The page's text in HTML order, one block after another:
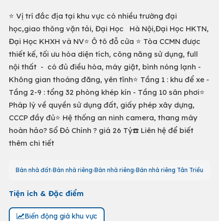
⭐️ Vị trí đắc địa tại khu vực có nhiều trường đại
học,giao thông vặn tải, Đại Học Hà Nội,Đại Học HKTN,
Đại Học KHXH và NV⭐️ Ô tô đỗ cửa ⭐️ Tòa CCMN được
thiết kế, tối ưu hóa diện tích, công năng sử dụng, full
nội thất - có đủ điều hòa, máy giặt, bình nóng lạnh -
Không gian thoáng đãng, yên tĩnh⭐️ Tầng 1 : khu để xe -
Tầng 2-9 : tổng 32 phòng khép kín - Tầng 10 sân phơi⭐️
Pháp lý về quyền sử dụng đất, giấy phép xây dựng,
CCCP đầy đủ⭐️ Hệ thống an ninh camera, thang máy
hoàn hảo? Sổ Đỏ Chính ? giá 26 Tỷ☎️ Liên hệ để biết
thêm chi tiết
Bán nhà đất Bán nhà riêng Bán nhà riêng Bán nhà riêng Tân Triều
Tiện ích & Đặc điểm
Biến động giá khu vực